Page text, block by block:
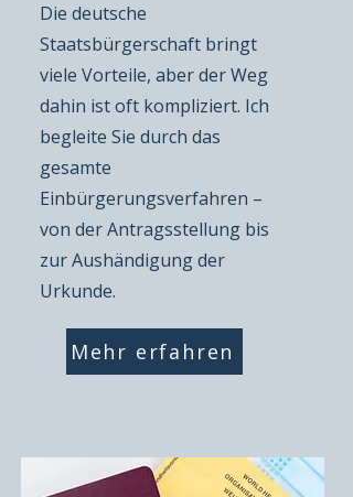
Die deutsche
Staatsbürgerschaft bringt
viele Vorteile, aber der Weg
dahin ist oft kompliziert. Ich
begleite Sie durch das
gesamte
Einbürgerungsverfahren –
von der Antragsstellung bis
zur Aushändigung der
Urkunde.
Mehr erfahren